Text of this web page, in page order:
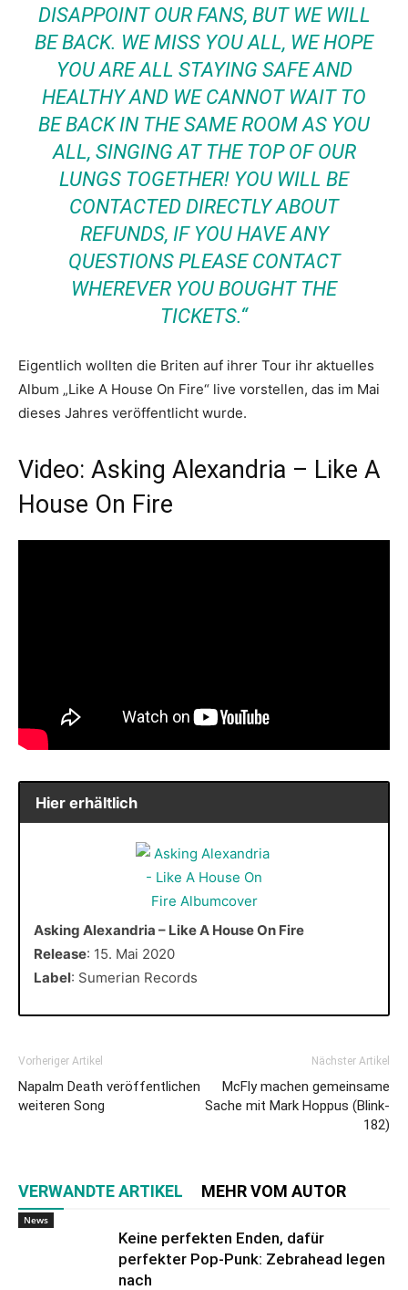
DISAPPOINT OUR FANS, BUT WE WILL
BE BACK. WE MISS YOU ALL, WE HOPE
YOU ARE ALL STAYING SAFE AND
HEALTHY AND WE CANNOT WAIT TO
BE BACK IN THE SAME ROOM AS YOU
ALL, SINGING AT THE TOP OF OUR
LUNGS TOGETHER! YOU WILL BE
CONTACTED DIRECTLY ABOUT
REFUNDS, IF YOU HAVE ANY
QUESTIONS PLEASE CONTACT
WHEREVER YOU BOUGHT THE
TICKETS.“
Eigentlich wollten die Briten auf ihrer Tour ihr aktuelles
Album „Like A House On Fire“ live vorstellen, das im Mai
dieses Jahres veröffentlicht wurde.
Video: Asking Alexandria – Like A
House On Fire
Hier erhältlich
Asking Alexandria – Like A House On Fire
Release: 15. Mai 2020
Label: Sumerian Records
Vorheriger Artikel
Napalm Death veröffentlichen
weiteren Song
Nächster Artikel
McFly machen gemeinsame
Sache mit Mark Hoppus (Blink-
182)
VERWANDTE ARTIKEL MEHR VOM AUTOR
News
Keine perfekten Enden, dafür
perfekter Pop-Punk: Zebrahead legen
nach